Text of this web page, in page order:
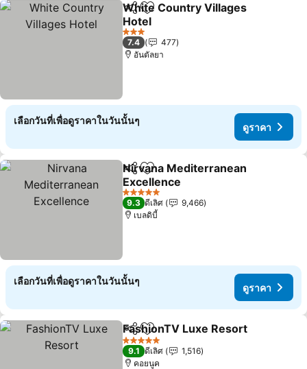
แชร์ เพิ่มในรายการโปรด
White Country Villages
Hotel
ดูราคา
3 ดาว
7.4
477
อันตัลยา
เลือกวันที่เพื่อดูราคาในวันนั้นๆ
ดูราคา
แชร์ เพิ่มในรายการโปรด
Nirvana Mediterranean
Excellence
ดูราคา
5 ดาว
9.3 ดีเลิศ
9,466
เบลดิบี้
เลือกวันที่เพื่อดูราคาในวันนั้นๆ
ดูราคา
แชร์ เพิ่มในรายการโปรด
FashionTV Luxe Resort
5 ดาว
9.1 ดีเลิศ
1,516
คอยนูค